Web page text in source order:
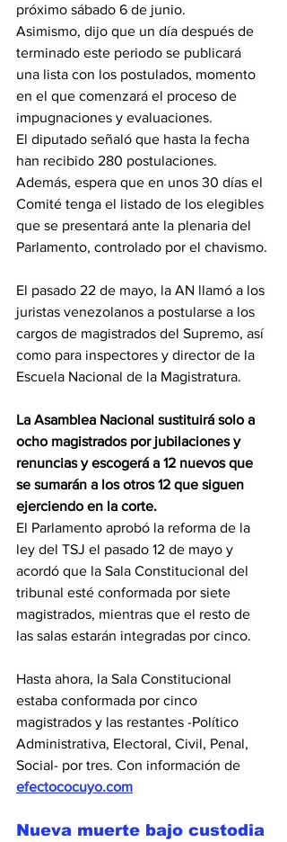
próximo sábado 6 de junio.
Asimismo, dijo que un día después de
terminado este periodo se publicará
una lista con los postulados, momento
en el que comenzará el proceso de
impugnaciones y evaluaciones.
El diputado señaló que hasta la fecha
han recibido 280 postulaciones.
Además, espera que en unos 30 días el
Comité tenga el listado de los elegibles
que se presentará ante la plenaria del
Parlamento, controlado por el chavismo.
El pasado 22 de mayo, la AN llamó a los
juristas venezolanos a postularse a los
cargos de magistrados del Supremo, así
como para inspectores y director de la
Escuela Nacional de la Magistratura.
La Asamblea Nacional sustituirá solo a
ocho magistrados por jubilaciones y
renuncias y escogerá a 12 nuevos que
se sumarán a los otros 12 que siguen
ejerciendo en la corte.
El Parlamento aprobó la reforma de la
ley del TSJ el pasado 12 de mayo y
acordó que la Sala Constitucional del
tribunal esté conformada por siete
magistrados, mientras que el resto de
las salas estarán integradas por cinco.
Hasta ahora, la Sala Constitucional
estaba conformada por cinco
magistrados y las restantes -Político
Administrativa, Electoral, Civil, Penal,
Social- por tres. Con información de
efectococuyo.com
Nueva muerte bajo custodia